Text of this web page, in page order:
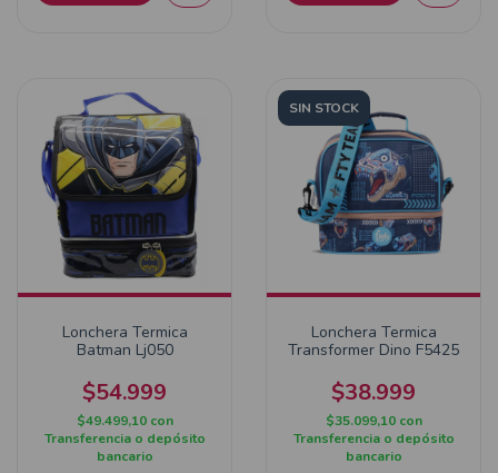
Lonchera Termica
Batman Lj050
$54.999
$49.499,10 con
Transferencia o depósito
bancario
SIN STOCK
Lonchera Termica
Transformer Dino F5425
$38.999
$35.099,10 con
Transferencia o depósito
bancario